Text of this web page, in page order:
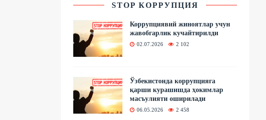
STOP КОРРУПЦИЯ
Коррупциявий жиноятлар учун
жавобгарлик кучайтирилди
02.07.2026 2 102
Ўзбекистонда коррупцияга
қарши курашишда ҳокимлар
масъулияти оширилади
06.05.2026 2 458